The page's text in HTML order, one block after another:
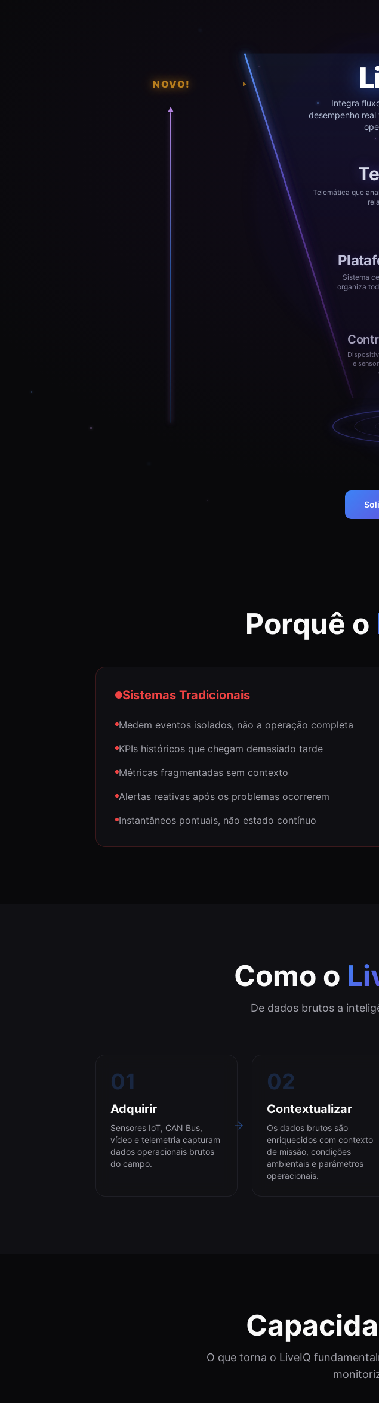
NOVO!
Integra
desempenho
Telemática que
Sistema
organiza
e
Porquê o
Sistemas Tradicionais
Medem eventos isolados, não a operação completa
KPIs históricos que chegam demasiado tarde
Métricas fragmentadas sem contexto
Alertas reativas após os problemas ocorrerem
Instantâneos pontuais, não estado contínuo
Como o
De dados brutos a
01
Adquirir
Sensores IoT, CAN Bus,
vídeo e telemetria capturam
dados operacionais brutos
do campo.
02
Contextualizar
Os dados brutos são
enriquecidos com contexto
de missão, condições
ambientais e parâmetros
operacionais.
O que torna o LiveIQ